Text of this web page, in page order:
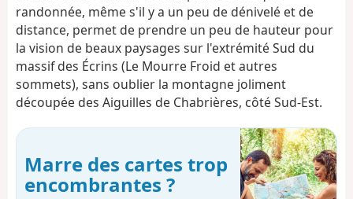
g
randonnée, même s'il y a un peu de dénivelé et de
distance, permet de prendre un peu de hauteur pour
la vision de beaux paysages sur l'extrémité Sud du
massif des Écrins (Le Mourre Froid et autres
sommets), sans oublier la montagne joliment
découpée des Aiguilles de Chabrières, côté Sud-Est.
Marre des cartes trop
encombrantes ?